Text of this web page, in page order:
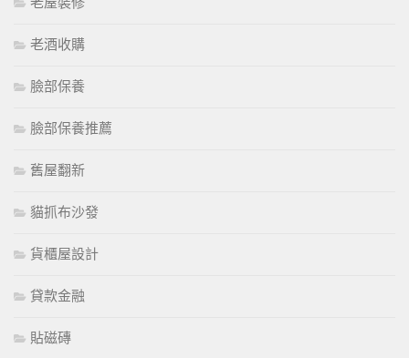
老酒收購
臉部保養
臉部保養推薦
舊屋翻新
貓抓布沙發
貨櫃屋設計
貸款金融
貼磁磚